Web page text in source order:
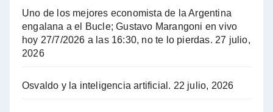
Hugo Yasky : Día de la Militancia - Hugo Yasky con Jorge Gres
Hugo Yasky sobre la Coordinadora de las Industrias de Productos Alimenticios (COPAL) - Hugo Yasky con Jorge Gres
Uno de los mejores economista de la Argentina
engalana a el Bucle; Gustavo Marangoni en vivo
hoy 27/7/2026 a las 16:30, no te lo pierdas. 27 julio,
2026
Osvaldo y la inteligencia artificial. 22 julio, 2026